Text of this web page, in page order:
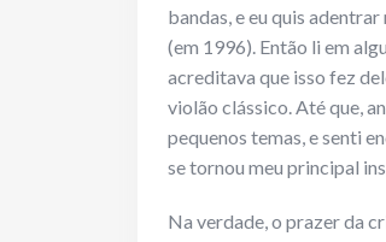
bandas, e eu quis
(em 1996). Então li em
acreditava que isso fez
violão clássico. Até que,
pequenos temas, e senti
se tornou meu principal
Na verdade, o prazer da